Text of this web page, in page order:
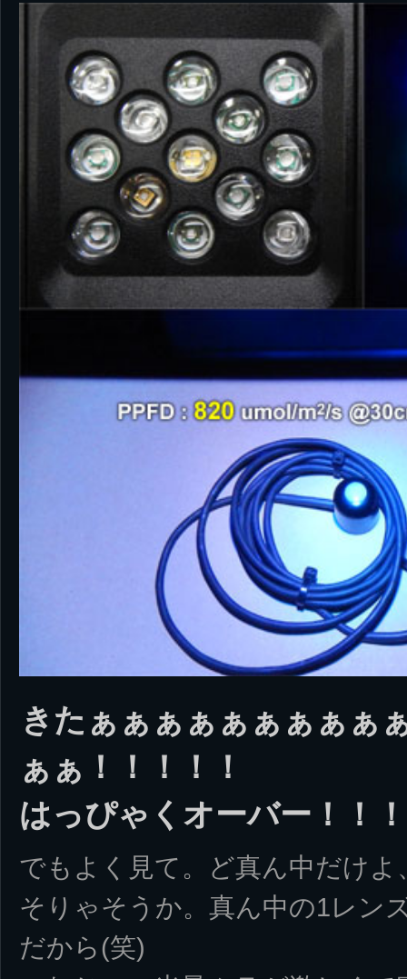
きたぁぁぁぁぁぁぁぁぁ
ぁぁ！！！！！
はっぴゃくオーバー！！
でもよく見て。ど真ん中だけ
そりゃそうか。真ん中の1レン
だから(笑)